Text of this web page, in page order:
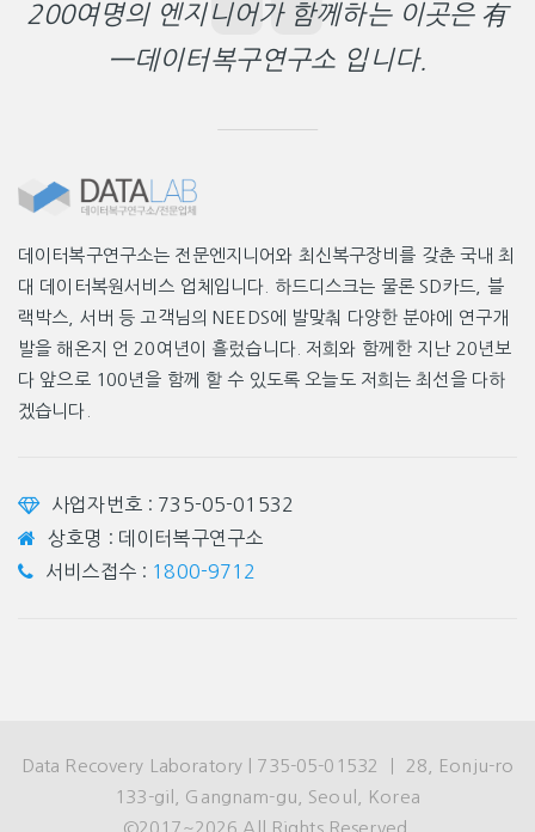
200여명의 엔지니어가 함께하는 이곳은 有
一데이터복구연구소 입니다.
데이터복구연구소는 전문엔지니어와 최신복구장비를 갖춘 국내 최
대 데이터복원서비스 업체입니다. 하드디스크는 물론 SD카드, 블
랙박스, 서버 등 고객님의 NEEDS에 발맞춰 다양한 분야에 연구개
발을 해온지 언 20여년이 흘렀습니다. 저희와 함께한 지난 20년보
다 앞으로 100년을 함께 할 수 있도록 오늘도 저희는 최선을 다하
겠습니다.
사업자번호 : 735-05-01532
상호명 : 데이터복구연구소
서비스접수 : 1800-9712
Data Recovery Laboratory | 735-05-01532 ㅣ 28, Eonju-ro
133-gil, Gangnam-gu, Seoul, Korea
©2017~2026 All Rights Reserved.